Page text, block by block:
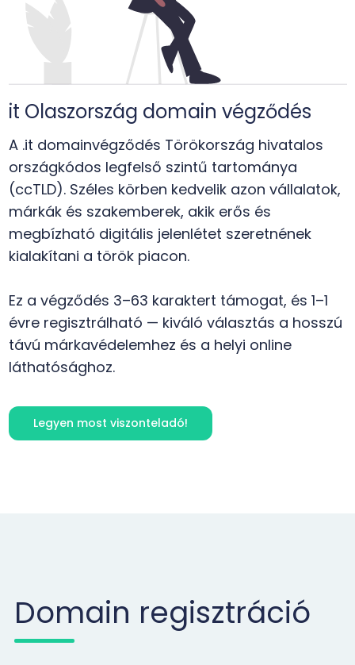
it Olaszország domain végződés
A .it domainvégződés Törökország hivatalos
országkódos legfelső szintű tartománya
(ccTLD). Széles körben kedvelik azon vállalatok,
márkák és szakemberek, akik erős és
megbízható digitális jelenlétet szeretnének
kialakítani a török piacon.
Ez a végződés 3–63 karaktert támogat, és 1–1
évre regisztrálható — kiváló választás a hosszú
távú márkavédelemhez és a helyi online
láthatósághoz.
Legyen most viszonteladó!
Domain regisztráció